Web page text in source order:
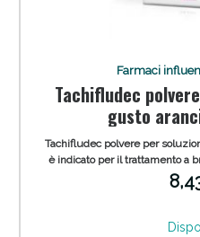
Farmaci
Tachifludec
gusto
Tachifludec polvere per
è indicato per il trattamento a
orale dei sintomi da
entità lieve/ moderata e